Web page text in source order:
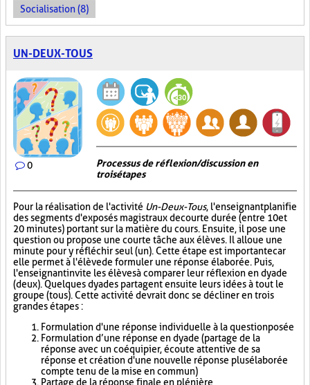
Socialisation (8)
UN-DEUX-TOUS
0
Processus de réflexion/discussion en
trois étapes
Pour la réalisation de l'activité Un-Deux-Tous, l'enseignant planifie
des segments d'exposés magistraux de courte durée (entre 10 et
20 minutes) portant sur la matière du cours. Ensuite, il pose une
question ou propose une courte tâche aux élèves. Il alloue une
minute pour y réfléchir seul (un). Cette étape est importante car
elle permet à l'élève de formuler une réponse élaborée. Puis,
l'enseignant invite les élèves à comparer leur réflexion en dyade
(deux). Quelques dyades partagent ensuite leurs idées à tout le
groupe (tous). Cette activité devrait donc se décliner en trois
grandes étapes :
Formulation d'une réponse individuelle à la question posée
Formulation d’une réponse en dyade (partage de la
réponse avec un coéquipier, écoute attentive de sa
réponse et création d'une nouvelle réponse plus élaborée
compte tenu de la mise en commun)
Partage de la réponse finale en plénière